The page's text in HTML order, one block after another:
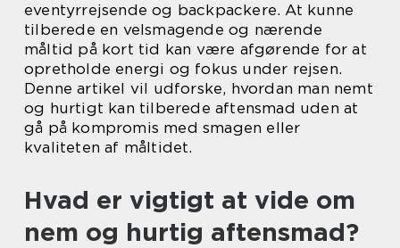
eventyrrejsende og backpackere. At kunne
tilberede en velsmagende og nærende
måltid på kort tid kan være afgørende for at
opretholde energi og fokus under rejsen.
Denne artikel vil udforske, hvordan man nemt
og hurtigt kan tilberede aftensmad uden at
gå på kompromis med smagen eller
kvaliteten af måltidet.
Hvad er vigtigt at vide om
nem og hurtig aftensmad?